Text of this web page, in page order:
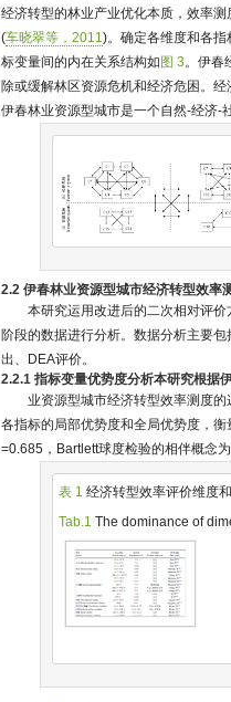
经济转型的林业产业优化本质，效率
(车晓翠等，2011)。确定各维度和各
标变量间的内在关系结构如 图 3。伊春
除或缓解林区资源危机和经济危困。
伊春林业资源型城市是一个自然-经济-
2.2 伊春林业资源型城市经济转型效率
本研究运用改进后的二次相对评
阶段的数据进行分析。数据分析主要
出、DEA评价。
2.2.1 指标变量优势度分析本研究根据
业资源型城市经济转型效率测度
各指标的局部优势度和全局优势度，
=0.685，Bartlett球度检验的相伴概念
表 1 经济转型效率评价维度
Tab.1 The dominance of